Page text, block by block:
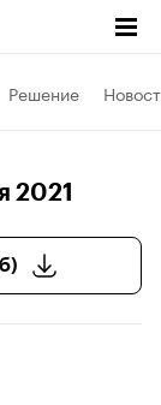
Решение
2021